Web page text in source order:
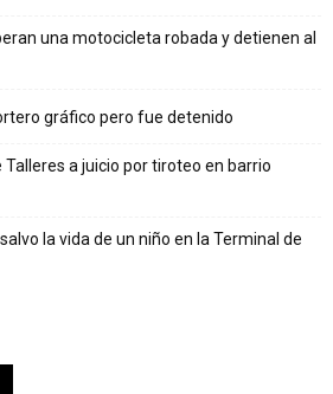
una motocicleta robada y detienen al
gráfico pero fue detenido
a juicio por tiroteo en barrio
la vida de un niño en la Terminal de